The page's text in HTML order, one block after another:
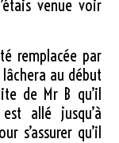
venue voir
remplacée par
au début
de Mr B qu’il
allé jusqu’à
s’assurer qu’il